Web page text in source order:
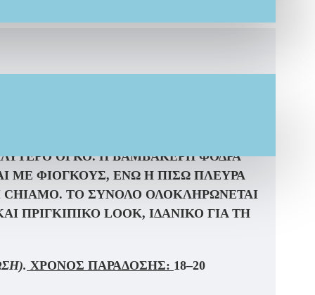
ΒΛΈΜΜΑΤΑ.
ΌΓΚΟ. ΗΒΑΜΒΑΚΕΡΉ ΦΌΔΡΑ
ΜΕ ΦΙΌΓΚΟΥΣ, ΕΝΏ Η ΠΊΣΩ ΠΛΕΥΡΆ
ΤΟ ΣΎΝΟΛΟ ΟΛΟΚΛΗΡΏΝΕΤΑΙ
ΠΡΙΓΚΙΠΙΚΌ LOOK, ΙΔΑΝΙΚΌ ΓΙΑ ΤΗ
ΧΡΌΝΟΣ ΠΑΡΆΔΟΣΗΣ: 18–20